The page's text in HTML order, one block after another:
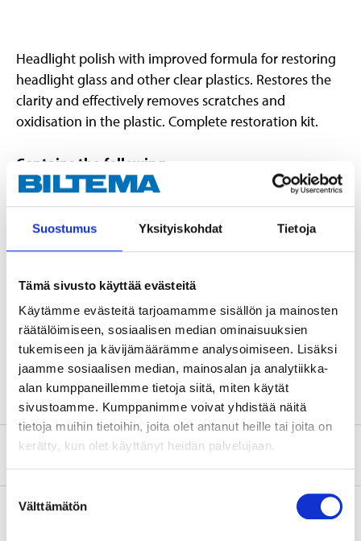
Suostumus Yksityiskohdat Tietoja
Tämä sivusto käyttää evästeitä
Käytämme evästeitä tarjoamamme sisällön ja mainosten
räätälöimiseen, sosiaalisen median ominaisuuksien
tukemiseen ja kävijämäärämme analysoimiseen. Lisäksi
jaamme sosiaalisen median, mainosalan ja analytiikka-
alan kumppaneillemme tietoja siitä, miten käytät
sivustoamme. Kumppanimme voivat yhdistää näitä
tietoja muihin tietoihin, joita olet antanut heille tai joita on
kerätty, kun olet käyttänyt heidän palvelujaan.
Suostumuksen
valinta
Välttämätön
Headlight polish with improved formula for restoring
headlight glass and other clear plastics. Restores the
clarity and effectively removes scratches and
oxidisation in the plastic. Complete restoration kit.
Contains the following
Polish 75 g
Sealant 125 ml
Microfibre cloth
Warning
H317 May cause an allergic skin reaction.
H412 Harmful to aquatic life with long lasting effects.
Safety instructions and other information
About the manufacturer